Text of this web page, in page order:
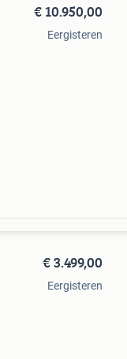
€ 10.950,00
Eergisteren
€ 3.499,00
Eergisteren